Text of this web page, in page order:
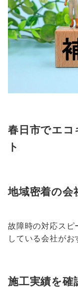
春日市でエ
ト
地域密着の会
故障時の対応スピ
している会社がお
施工実績を確